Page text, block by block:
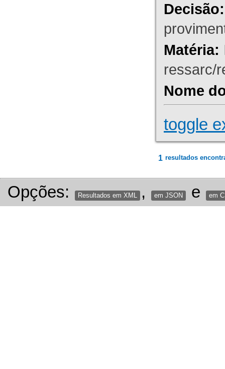
Decisão:
Matéria:
ressarc/
Nome
toggle
1 resultados
Opções: Resultados em XML , em JSON e em